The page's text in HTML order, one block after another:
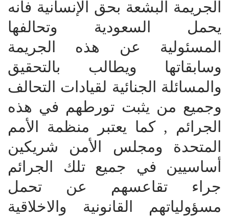
الجريمة البشعة بحق الإنسانية فانه
يحمل السعودية وتحالفها
المسئولية عن هذه الجريمة
وسابقاتها ويطالب بالتحقيق
والمسائلة الجنائية لقيادات التحالف
وجميع من يثبت تورطهم في هذه
الجرائم , كما يعتبر منظمة الأمم
المتحدة ومجلس الأمن شريكين
أساسيين في جميع تلك الجرائم
جراء تقاعسهم عن تحمل
مسؤولياتهم القانونية والاخلاقية